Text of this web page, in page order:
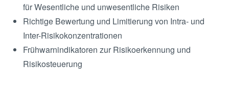
für Wesentliche und unwesentliche Risiken
Richtige Bewertung und Limitierung von Intra- und
Inter-Risikokonzentrationen
Frühwarnindikatoren zur Risikoerkennung und
Risikosteuerung